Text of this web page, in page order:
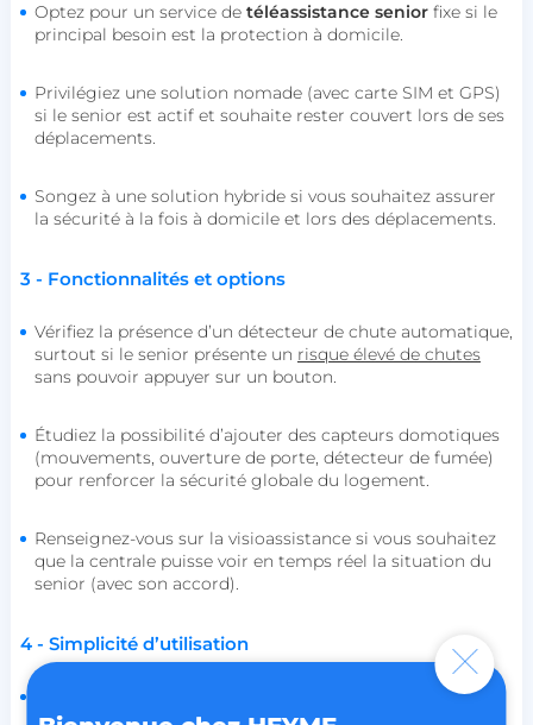
Optez pour un service de téléassistance seniorfixe si le
principal besoin est la protection à domicile.
Privilégiez une solution nomade (avec carte SIM et GPS)
si le senior est actif et souhaite rester couvert lors de ses
déplacements.
Songez à une solution hybride si vous souhaitez assurer
la sécurité à la fois à domicile et lors des déplacements.
3 - Fonctionnalités et options
Vérifiez la présence d’un détecteur de chute automatique,
surtout si le senior présente un risque élevé de chutes
sans pouvoir appuyer sur un bouton.
Étudiez la possibilité d’ajouter des capteurs domotiques
(mouvements, ouverture de porte, détecteur de fumée)
pour renforcer la sécurité globale du logement.
Renseignez-vous sur la visioassistance si vous souhaitez
que la centrale puisse voir en temps réel la situation du
senior (avec son accord).
4 - Simplicité d’utilisation
Choisissez un appareil avec un bouton unique bien
identifiable et un design ergonomique (pendentif,
lccid accounts.livechat.com
persistid
heyme.care
Google